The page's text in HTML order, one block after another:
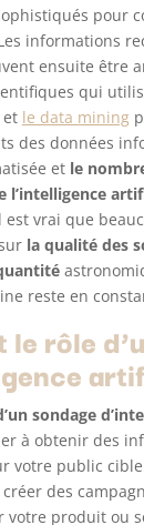
pour
informations
ensuite être
qui
et le data mining
des données
et le
l’intelligence
vrai que
la qualité des
reste en
le rôle
sondage
à obtenir des
votre public
des
votre produit ou